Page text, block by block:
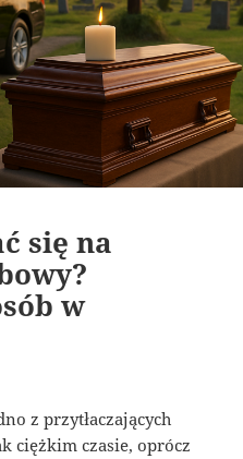
się na
w
z przytłaczających
ciężkim czasie, oprócz